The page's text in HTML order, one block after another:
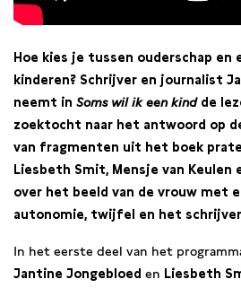
Hoe kies je tussen ouderschap en
kinderen? Schrijver en journalist
neemt in Soms wil ik een kindde
zoektocht naar het antwoord op
van fragmenten uit het boek
Liesbeth Smit, Mensje van Keulen
over het beeld van de vrouw met
autonomie, twijfel en het
In het eerste deel van het
Jantine Jongebloed en Liesbeth